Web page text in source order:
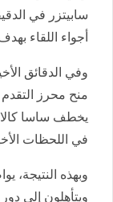
أجواء اللقاء
وفي الدقائق
منح محرز
يخطف ساسا
في اللحظات
وبهذه
ويتأهلون إلى دور